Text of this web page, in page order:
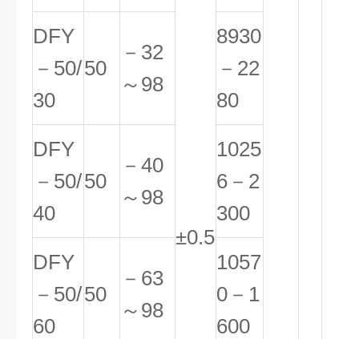
±0.5
DFY
－50/
30
50
－32
～98
8930
－22
80
DFY
－50/
40
50
－40
～98
1025
6－2
300
DFY
－50/
60
50
－63
～98
1057
0－1
600